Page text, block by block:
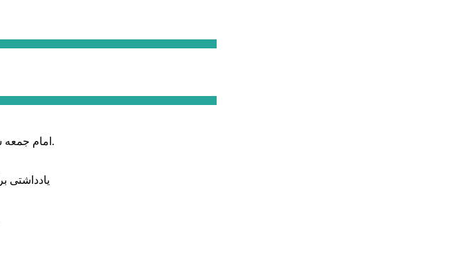
امام جمعه شهرستان ساوجبلاغ اظهارداشت : اربعین امسال سراسر حماسه خونخواهی و مرگ بر آمریکا و اسرائیل بود.
یادداشتی